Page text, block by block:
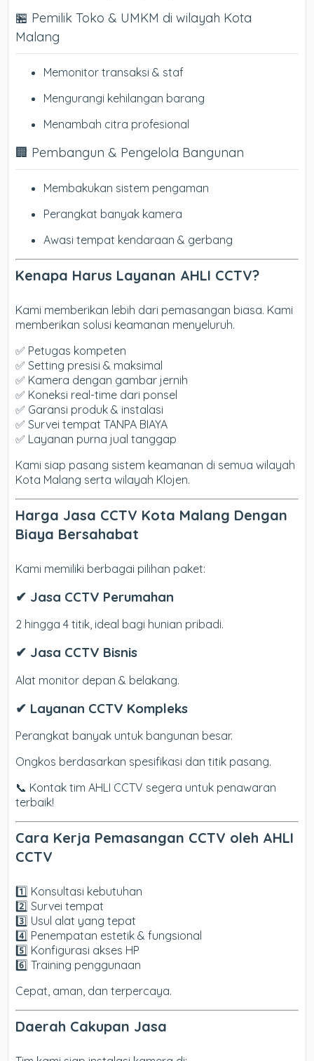
🏪 Pemilik Toko & UMKM di wilayah Kota
Malang
Memonitor transaksi & staf
Mengurangi kehilangan barang
Menambah citra profesional
🏢 Pembangun & Pengelola Bangunan
Membakukan sistem pengaman
Perangkat banyak kamera
Awasi tempat kendaraan & gerbang
Kenapa Harus Layanan AHLI CCTV?
Kami memberikan lebih dari pemasangan biasa. Kami
memberikan solusi keamanan menyeluruh.
✅ Petugas kompeten
✅ Setting presisi & maksimal
✅ Kamera dengan gambar jernih
✅ Koneksi real-time dari ponsel
✅ Garansi produk & instalasi
✅ Survei tempat TANPA BIAYA
✅ Layanan purna jual tanggap
Kami siap pasang sistem keamanan di semua wilayah
Kota Malang serta wilayah Klojen.
Harga Jasa CCTV Kota Malang Dengan
Biaya Bersahabat
Kami memiliki berbagai pilihan paket:
✔ Jasa CCTV Perumahan
2 hingga 4 titik, ideal bagi hunian pribadi.
✔ Jasa CCTV Bisnis
Alat monitor depan & belakang.
✔ Layanan CCTV Kompleks
Perangkat banyak untuk bangunan besar.
Ongkos berdasarkan spesifikasi dan titik pasang.
📞 Kontak tim AHLI CCTV segera untuk penawaran
terbaik!
Cara Kerja Pemasangan CCTV oleh AHLI
CCTV
1️⃣ Konsultasi kebutuhan
2️⃣ Survei tempat
3️⃣ Usul alat yang tepat
4️⃣ Penempatan estetik & fungsional
5️⃣ Konfigurasi akses HP
6️⃣ Training penggunaan
Cepat, aman, dan terpercaya.
Daerah Cakupan Jasa